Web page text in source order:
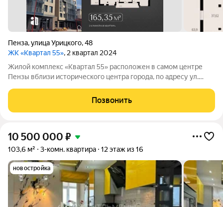
Пенза,улица Урицкого,48
ЖК «Квартал 55», 2 квартал 2024
Жилой комплекс «Квартал 55» расположен в самом центре
Пензы вблизи исторического центра города, по адресу ул.
Система контролируемого
Позвонить
10 500 000 ₽
103,6 м² 3-комн. квартира 12 этаж из 16
новостройка